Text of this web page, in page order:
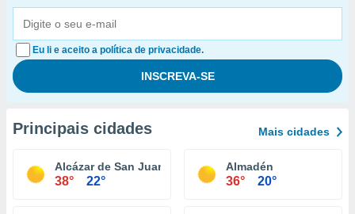
Eu li e aceito a política de privacidade.
Principais cidades Mais cidades
Alcázar de San Juan
38° 22°
Almadén
36° 20°